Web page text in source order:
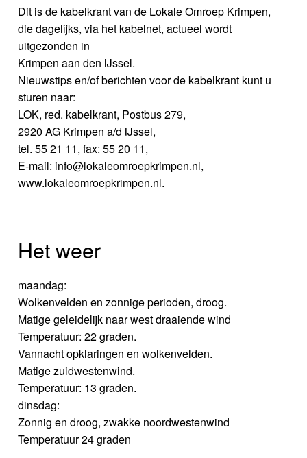
Dit is de kabelkrant van de Lokale Omroep Krimpen,
die dagelijks, via het kabelnet, actueel wordt
uitgezonden in
Krimpen aan den IJssel.
Nieuwstips en/of berichten voor de kabelkrant kunt u
sturen naar:
LOK, red. kabelkrant, Postbus 279,
2920 AG Krimpen a/d IJssel,
tel. 55 21 11, fax: 55 20 11,
E-mail: info@lokaleomroepkrimpen.nl,
www.lokaleomroepkrimpen.nl.
Het weer
maandag:
Wolkenvelden en zonnige perioden, droog.
Matige geleidelijk naar west draaiende wind
Temperatuur: 22 graden.
Vannacht opklaringen en wolkenvelden.
Matige zuidwestenwind.
Temperatuur: 13 graden.
dinsdag:
Zonnig en droog, zwakke noordwestenwind
Temperatuur 24 graden